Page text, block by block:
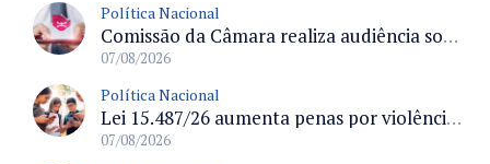
Política Nacional
Comissão da Câmara realiza audiência sobre apostas online para medir o tamanho do mercado ilegal
07/08/2026
Política Nacional
Lei 15.487/26 aumenta penas por violência sexual digital contra crianças e adolescentes e autoriza ronda virtual para investigação
07/08/2026